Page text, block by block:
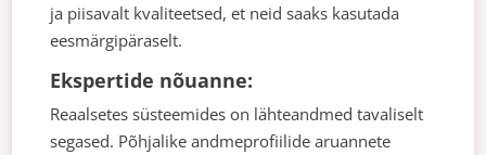
ja piisavalt kvaliteetsed, et neid saaks kasutada
eesmärgipäraselt.
Ekspertide nõuanne:
Reaalsetes süsteemides on lähteandmed tavaliselt
segased. Põhjalike andmeprofiilide aruannete